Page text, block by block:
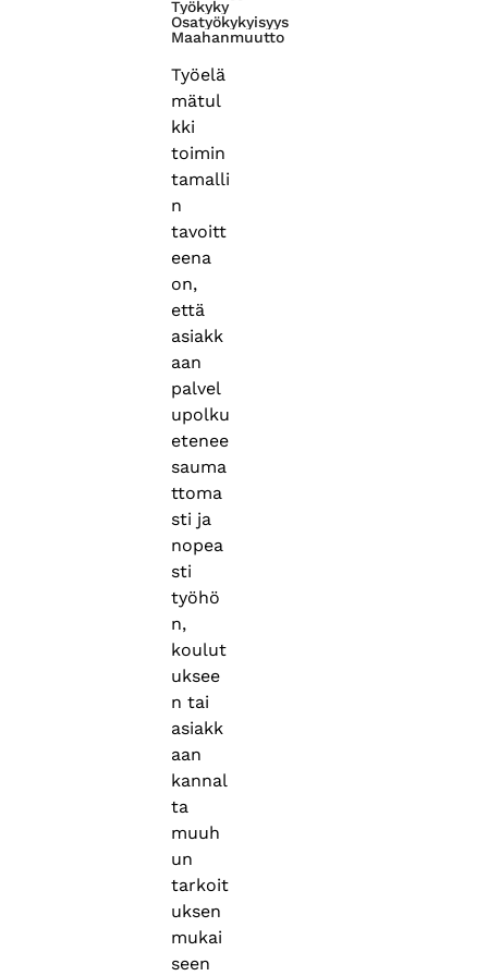
Työkyky
Osatyökykyisyys
Maahanmuutto
Työelä
mätul
kki
toimin
tamalli
n
tavoitt
eena
on,
että
asiakk
aan
palvel
upolku
etenee
sauma
ttoma
sti ja
nopea
sti
työhö
n,
koulut
uksee
n tai
asiakk
aan
kannal
ta
muuh
un
tarkoit
uksen
mukai
seen